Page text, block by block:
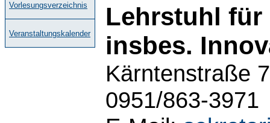
Vorlesungsverzeichnis
Veranstaltungskalender
Lehrstuhl für
insbes.
Kärntenstraße
0951/863-3971